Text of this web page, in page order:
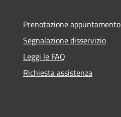
Prenotazione appuntamento
Segnalazione disservizio
Leggi le FAQ
Richiesta assistenza